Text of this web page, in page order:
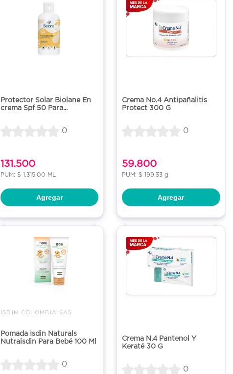
Protector Solar Biolane En
crema Spf 50 Para...
0
131.500
PUM: $ 1,315.00 ML
Agregar
Crema No.4 Antipañalitis
Protect 300 G
0
59.800
PUM: $ 199.33 g
Agregar
ISDIN COLOMBIA SAS
Pomada Isdin Naturals
Nutraisdin Para Bebé 100 Ml
0
Crema N.4 Pantenol Y
Keraté 30 G
0